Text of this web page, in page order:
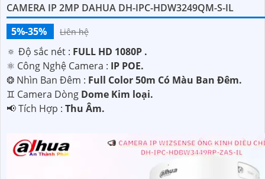
CAMERA IP 2MP DAHUA DH-IPC-HDW3249QM-S-IL
5%-35%
Liên hệ
🔅 Độ sắc nét : FULL HD 1080P .
⚛️ Công Nghệ Camera : IP POE.
❂ Nhìn Ban Đêm : Full Color 50m Có Màu Ban Ðêm.
♊ Camera Dòng Dome Kim loại.
️📢 Tích Hợp : Thu Âm.